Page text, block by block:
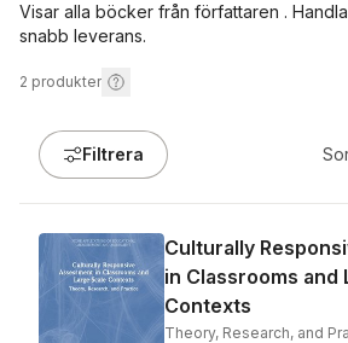
Visar alla böcker från författaren .
snabb leverans.
2 produkter
Filtrera
Culturally
in Classrooms and
Contexts
Theory, Research, and